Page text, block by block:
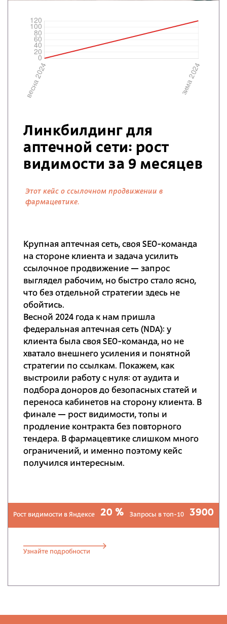
Линкбилдинг для
аптечной сети: рост
видимости за 9 месяцев
Этот кейс о ссылочном продвижении в
фармацевтике.
Крупная аптечная сеть, своя SEO-команда
на стороне клиента и задача усилить
ссылочное продвижение — запрос
выглядел рабочим, но быстро стало ясно,
что без отдельной стратегии здесь не
обойтись.
Весной 2024 года к нам пришла
федеральная аптечная сеть (NDA): у
клиента была своя SEO-команда, но не
хватало внешнего усиления и понятной
стратегии по ссылкам. Покажем, как
выстроили работу с нуля: от аудита и
подбора доноров до безопасных статей и
переноса кабинетов на сторону клиента. В
финале — рост видимости, топы и
продление контракта без повторного
тендера. В фармацевтике слишком много
ограничений, и именно поэтому кейс
получился интересным.
Рост видимости в Яндексе 20 % Запросы в топ-10 3900
Узнайте подробности